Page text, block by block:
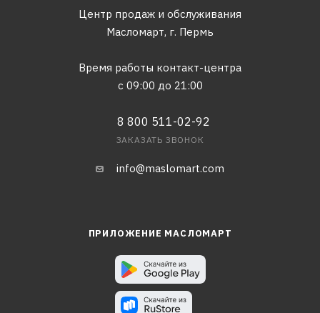
Центр продаж и обслуживания
Масломарт, г. Пермь
Время работы контакт-центра
с 09:00 до 21:00
8 800 511-02-92
ЗАКАЗАТЬ ЗВОНОК
info@maslomart.com
ПРИЛОЖЕНИЕ МАСЛОМАРТ